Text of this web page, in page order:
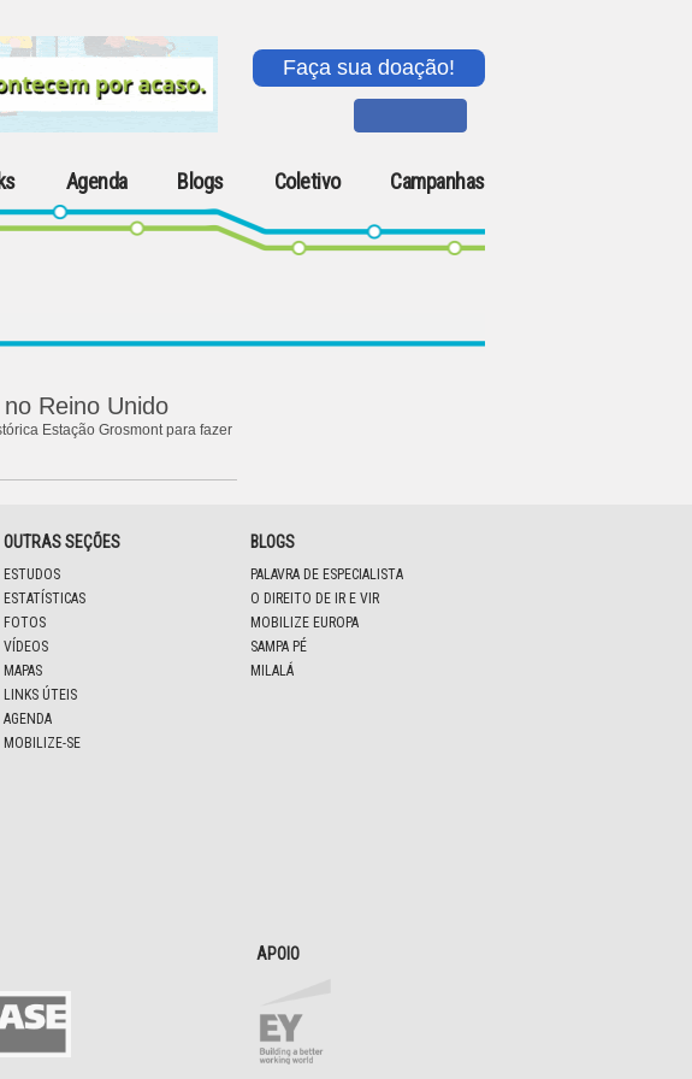
Faça sua doação!
Agenda Blogs Coletivo Campanhas
Reino Unido
Estação Grosmont para fazer
OUTRAS SEÇÕES
ESTUDOS
ESTATÍSTICAS
FOTOS
VÍDEOS
MAPAS
LINKS ÚTEIS
AGENDA
MOBILIZE-SE
BLOGS
PALAVRA DE ESPECIALISTA
O DIREITO DE IR E VIR
MOBILIZE EUROPA
SAMPA PÉ
MILALÁ
APOIO